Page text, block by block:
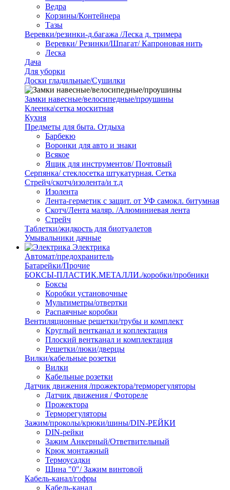
Ведра
Корзины/Контейнера
Тазы
Веревки/резинки-д.багажа /Леска д. тримера
Веревки/ Резинки/Шпагат/ Капроновая нить
Леска
Дача
Для уборки
Доски гладильные/Сушилки
Замки навесные/велосипедные/проушины
Клеенка\сетка москитная
Кухня
Предметы для быта. Отдыха
Барбекю
Воронки для авто и знаки
Всякое
Ящик для инструментов/ Почтовый
Серпянка/ стеклосетка штукатурная. Сетка
Стрейч/скотч/изолента/и т.д
Изолента
Лента-герметик с защит. от УФ самокл. битумная
Скотч/Лента маляр. /Алюминиевая лента
Стрейч
Таблетки/жидкость для биотуалетов
Умывальники дачные
Электрика
Автомат/предохранитель
Батарейки/Прочие
БОКСЫ-ПЛАСТИК.МЕТАЛЛИ./коробки/пробники
Боксы
Коробки установочные
Мультиметры/отвертки
Распаячные коробки
Вентиляционные решетки/трубы и комплект
Круглый вентканал и коплектация
Плоский вентканал и комплектация
Решетки/люки/дверцы
Вилки/кабельные розетки
Вилки
Кабельные розетки
Датчик движения /прожектора/терморегуляторы
Датчик движения / Фотореле
Прожектора
Терморегуляторы
Зажим/проколы/крюки/шины/DIN-РЕЙКИ
DIN-рейки
Зажим Анкерный/Ответвительный
Крюк монтажный
Термоусадки
Шина "0"/ Зажим винтовой
Кабель-канал/гофры
Кабель-канал